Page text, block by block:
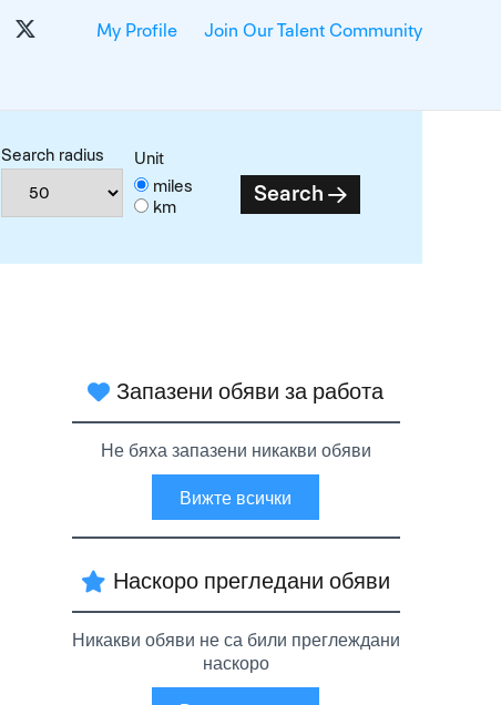
My Profile Join Our Talent Community
Search radius
Unit
miles
km
Search
Запазени обяви за работа
Не бяха запазени никакви обяви
Вижте всички
Наскоро прегледани обяви
Никакви обяви не са били преглеждани
наскоро